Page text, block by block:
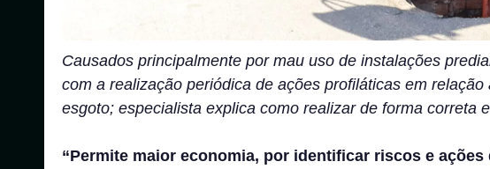
Causados principalmente por mau uso de instalações
com a realização periódica de ações profiláticas em
esgoto; especialista explica como realizar de forma correta
“Permite maior economia, por identificar riscos e